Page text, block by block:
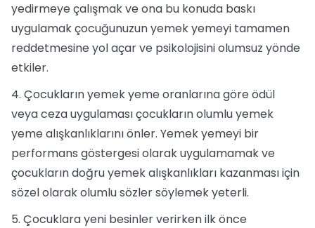
yedirmeye çalışmak ve ona bu konuda baskı
uygulamak çocuğunuzun yemek yemeyi tamamen
reddetmesine yol açar ve psikolojisini olumsuz yönde
etkiler.
4. Çocukların yemek yeme oranlarına göre ödül
veya ceza uygulaması çocukların olumlu yemek
yeme alışkanlıklarını önler. Yemek yemeyi bir
performans göstergesi olarak uygulamamak ve
çocukların doğru yemek alışkanlıkları kazanması için
sözel olarak olumlu sözler söylemek yeterli.
5. Çocuklara yeni besinler verirken ilk önce